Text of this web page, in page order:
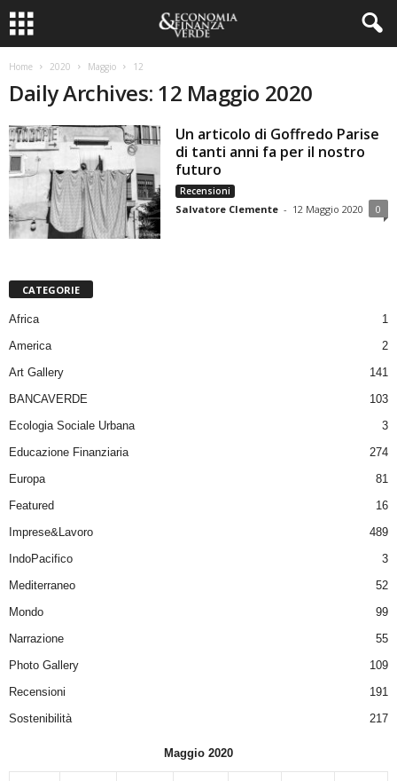
Home 2020 Maggio 12
Daily Archives: 12 Maggio 2020
Un articolo di Goffredo Parise
di tanti anni fa per il nostro
futuro
Recensioni
Salvatore Clemente - 12 Maggio 2020 0
CATEGORIE
Africa
1
America
2
Art Gallery
141
BANCAVERDE
103
Ecologia Sociale Urbana
3
Educazione Finanziaria
274
Europa
81
Featured
16
Imprese&Lavoro
489
IndoPacifico
3
Mediterraneo
52
Mondo
99
Narrazione
55
Photo Gallery
109
Recensioni
191
Sostenibilità
217
Maggio 2020